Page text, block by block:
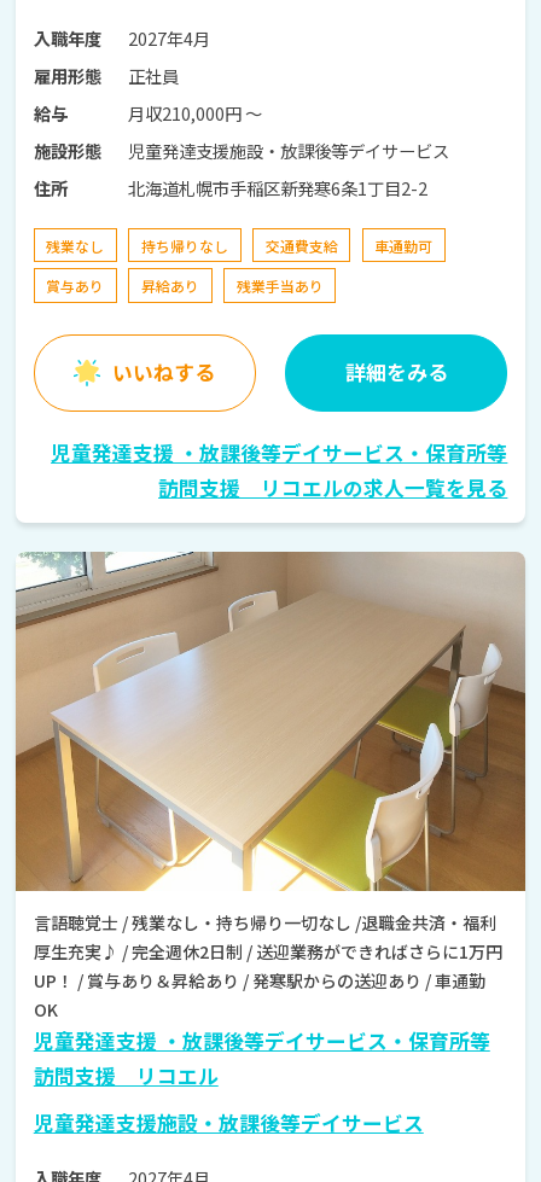
入職年度
2027年4月
雇用形態
正社員
給与
月収210,000円 〜
施設形態
児童発達支援施設・放課後等デイサービス
住所
北海道札幌市手稲区新発寒6条1丁目2-2
残業なし 持ち帰りなし 交通費支給
車通勤可
賞与あり
昇給あり 残業手当あり
いいねする 詳細をみる
児童発達支援 ・放課後等デイサービス・保育所等
訪問支援 リコエルの求人一覧を見る
言語聴覚士 / 残業なし・持ち帰り一切なし /退職金共済・福利
厚生充実♪ / 完全週休2日制 / 送迎業務ができればさらに1万円
UP！ / 賞与あり＆昇給あり / 発寒駅からの送迎あり / 車通勤
OK
児童発達支援 ・放課後等デイサービス・保育所等
訪問支援 リコエル
児童発達支援施設・放課後等デイサービス